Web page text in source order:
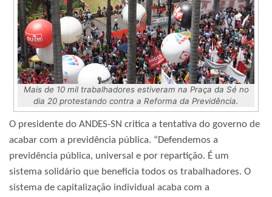
Mais de 10 mil trabalhadores estiveram na Praça da Sé no
dia 20 protestando contra a Reforma da Previdência.
O presidente do ANDES-SN critica a tentativa do governo de
acabar com a previdência pública. “Defendemos a
previdência pública, universal e por repartição. É um
sistema solidário que beneficia todos os trabalhadores. O
sistema de capitalização individual acaba com a